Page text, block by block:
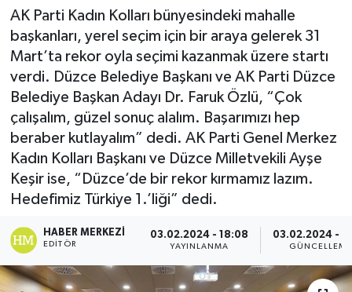
AK Parti Kadın Kolları bünyesindeki mahalle
başkanları, yerel seçim için bir araya gelerek 31
Mart’ta rekor oyla seçimi kazanmak üzere startı
verdi. Düzce Belediye Başkanı ve AK Parti Düzce
Belediye Başkan Adayı Dr. Faruk Özlü, “Çok
çalışalım, güzel sonuç alalım. Başarımızı hep
beraber kutlayalım” dedi. AK Parti Genel Merkez
Kadın Kolları Başkanı ve Düzce Milletvekili Ayşe
Keşir ise, “Düzce’de bir rekor kırmamız lazım.
Hedefimiz Türkiye 1.’liği” dedi.
HABER MERKEZI
EDITÖR
03.02.2024 - 18:08
YAYINLANMA
03.02.2024 -
GÜNCELLEME
Video Galeri
Tüm Manşetler
Son Dakika Haberleri
Haber Arşivi